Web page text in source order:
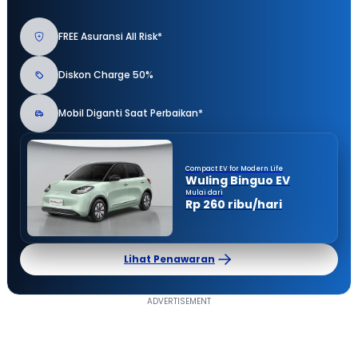
FREE Asuransi All Risk*
Diskon Charge 50%
Mobil Diganti Saat Perbaikan*
Compact EV for Modern Life
Wuling Binguo EV
Mulai dari
Rp 260 ribu/hari
Lihat Penawaran